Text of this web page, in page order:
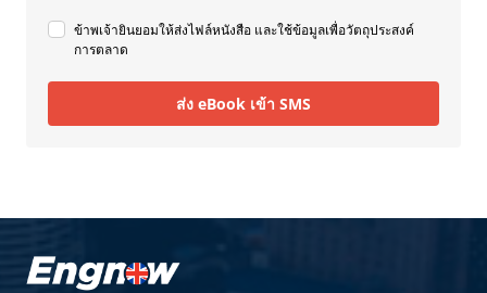
ข้าพเจ้ายินยอมให้ส่งไฟล์หนังสือ และใช้ข้อมูลเพื่อวัตถุประสงค์
การตลาด
ส่ง eBook เข้า SMS